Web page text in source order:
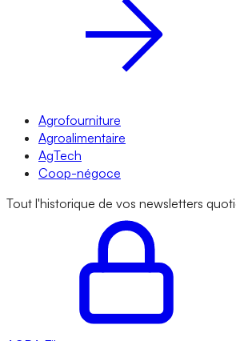
Agrofourniture
Agroalimentaire
AgTech
Coop-négoce
Tout l'historique de vos newsletters